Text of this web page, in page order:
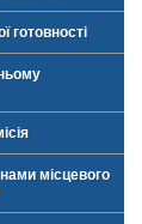
готовності
місцевого